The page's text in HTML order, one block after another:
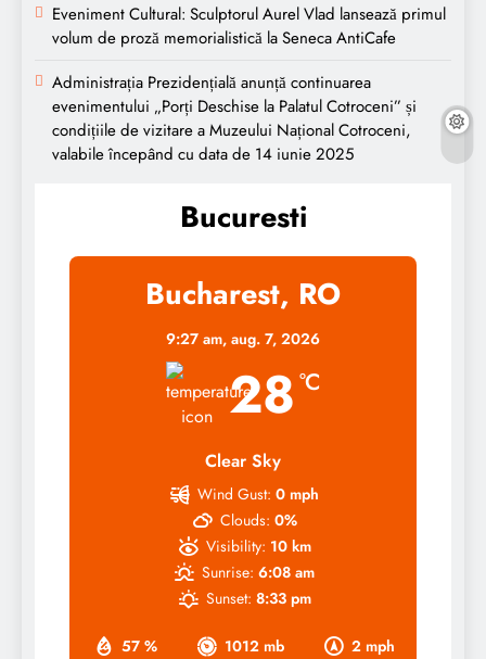
Eveniment Cultural: Sculptorul Aurel Vlad lansează primul
volum de proză memorialistică la Seneca AntiCafe
Administrația Prezidențială anunță continuarea
evenimentului „Porți Deschise la Palatul Cotroceni” și
condițiile de vizitare a Muzeului Național Cotroceni,
valabile începând cu data de 14 iunie 2025
Bucuresti
Bucharest, RO
9:27 am, aug. 7, 2026
28 °C
Clear Sky
57 % 1012 mb 2 mph
Wind Gust: 0 mph
Clouds: 0%
Visibility: 10 km
Sunrise: 6:08 am
Sunset: 8:33 pm